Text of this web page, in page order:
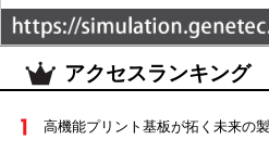
アクセスランキング
高機能プリント基板が拓く未来の